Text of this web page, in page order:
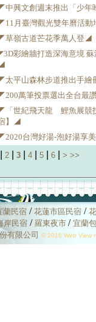
中興文創週末推出「少
月臺灣觀光雙年曆活
草嶺古道芒花季萬人登◢
彩繪牆打造深海意境
太平山森林步道推出手
萬筆投票選出全台最
「世紀飛天龍 鯉魚展競
】◢
台灣好湯-泡好湯享
2 3 4 5 6 > >>
蘭民宿 / 花蓮市區民宿 /
岸民宿 / 羅東夜市 / 宜蘭
有限公司
© 2016 Web View